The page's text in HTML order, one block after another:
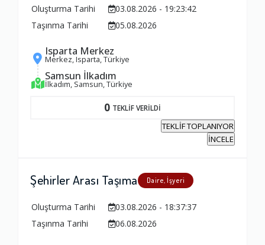
Oluşturma Tarihi
03.08.2026 - 19:23:42
Taşınma Tarihi
05.08.2026
Isparta Merkez
Merkez, Isparta, Türkiye
Samsun İlkadım
İlkadım, Samsun, Türkiye
0 TEKLİF VERİLDİ
TEKLİF TOPLANIYOR
İNCELE
Şehirler Arası Taşıma Daire, İşyeri
Oluşturma Tarihi
03.08.2026 - 18:37:37
Taşınma Tarihi
06.08.2026
1.0
Fiyatlandırma Dengesi